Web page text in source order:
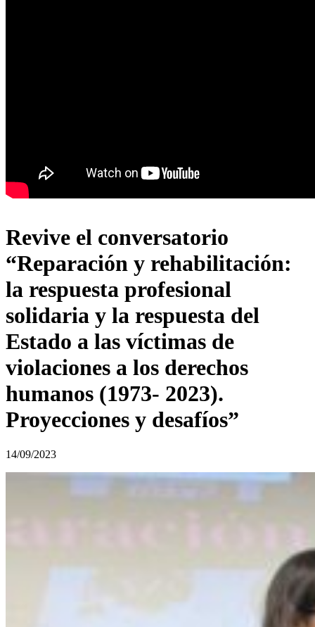
Revive el conversatorio
“Reparación y rehabilitación:
la respuesta profesional
solidaria y la respuesta del
Estado a las víctimas de
violaciones a los derechos
humanos (1973- 2023).
Proyecciones y desafíos”
14/09/2023